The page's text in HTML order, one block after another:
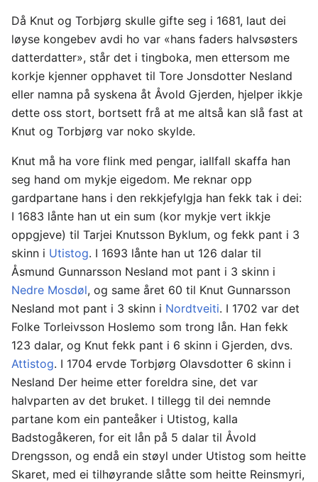
Då Knut og Torbjørg skulle gifte seg i 1681, laut dei
løyse kongebev avdi ho var «hans faders halvsøsters
datterdatter», står det i tingboka, men ettersom me
korkje kjenner opphavet til Tore Jonsdotter Nesland
eller namna på syskena åt Åvold Gjerden, hjelper ikkje
dette oss stort, bortsett frå at me altså kan slå fast at
Knut og Torbjørg var noko skylde.
Knut må ha vore flink med pengar, iallfall skaffa han
seg hand om mykje eigedom. Me reknar opp
gardpartane hans i den rekkjefylgja han fekk tak i dei:
I 1683 lånte han ut ein sum (kor mykje vert ikkje
oppgjeve) til Tarjei Knutsson Byklum, og fekk pant i 3
skinn i Utistog. I 1693 lånte han ut 126 dalar til
Åsmund Gunnarsson Nesland mot pant i 3 skinn i
Nedre Mosdøl, og same året 60 til Knut Gunnarsson
Nesland mot pant i 3 skinn i Nordtveiti. I 1702 var det
Folke Torleivsson Hoslemo som trong lån. Han fekk
123 dalar, og Knut fekk pant i 6 skinn i Gjerden, dvs.
Attistog. I 1704 ervde Torbjørg Olavsdotter 6 skinn i
Nesland Der heime etter foreldra sine, det var
halvparten av det bruket. I tillegg til dei nemnde
partane kom ein panteåker i Utistog, kalla
Badstogåkeren, for eit lån på 5 dalar til Åvold
Drengsson, og endå ein støyl under Utistog som heitte
Skaret, med ei tilhøyrande slåtte som heitte Reinsmyri,